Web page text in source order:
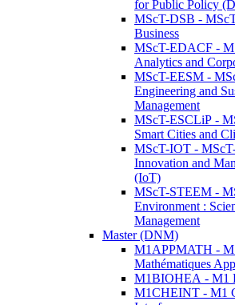
for Public Policy
MScT-DSB -
Business
MScT-EDACF -
Analytics and
MScT-EESM -
Engineering and
Management
MScT-ESCLiP -
Smart Cities and
MScT-IOT -
Innovation and
(IoT)
MScT-STEEM -
Environment :
Management
Master (DNM)
M1APPMATH -
Mathématiques
M1BIOHEA - M1
M1CHEINT - M1